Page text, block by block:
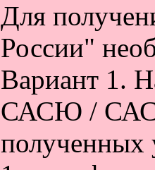
Для
России"
Вариант 1.
САСЮ / САСJ
полученных